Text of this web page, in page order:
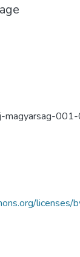
licenses/